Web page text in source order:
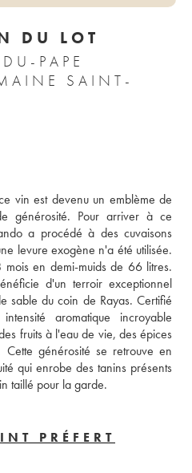
DU LOT
PAPE
SAINT-
vin est devenu un emblème de
générosité. Pour arriver à ce
a procédé à des cuvaisons
levure exogène n'a été utilisée.
en demi-muids de 66 litres.
d'un terroir exceptionnel
sable du coin de Rayas. Certifié
aromatique incroyable
fruits à l'eau de vie, des épices
générosité se retrouve en
qui enrobe des tanins présents
taillé pour la garde.
PRÉFERT